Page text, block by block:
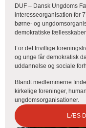
DUF – Dansk Ungdoms
interesseorganisation for
børne- og
demokratiske
For det frivillige
og unge får demokratisk
uddannelse og sociale
Blandt medlemmerne
kirkelige foreninger,
ungdomsorganisationer.
LÆS